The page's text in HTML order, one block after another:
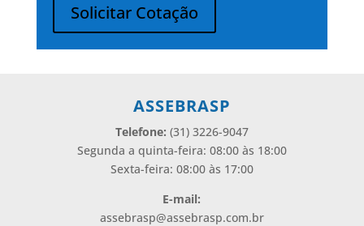
Solicitar Cotação
ASSEBRASP
Telefone: (31) 3226-9047
Segunda a quinta-feira: 08:00 às 18:00
Sexta-feira: 08:00 às 17:00
E-mail:
assebrasp@assebrasp.com.br